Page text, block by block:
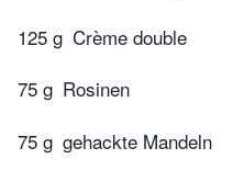
125 g Crème double
75 g Rosinen
75 g gehackte Mandeln